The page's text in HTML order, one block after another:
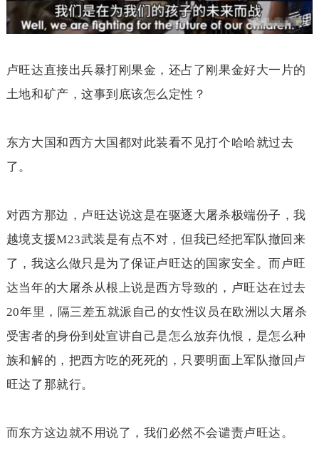
卢旺达直接出兵暴打刚果金，还占了刚果金好大一片的
土地和矿产，这事到底该怎么定性？
东方大国和西方大国都对此装看不见打个哈哈就过去
了。
对西方那边，卢旺达说这是在驱逐大屠杀极端份子，我
越境支援M23武装是有点不对，但我已经把军队撤回来
了，我这么做只是为了保证卢旺达的国家安全。而卢旺
达当年的大屠杀从根上说是西方导致的，卢旺达在过去
20年里，隔三差五就派自己的女性议员在欧洲以大屠杀
受害者的身份到处宣讲自己是怎么放弃仇恨，是怎么种
族和解的，把西方吃的死死的，只要明面上军队撤回卢
旺达了那就行。
而东方这边就不用说了，我们必然不会谴责卢旺达。